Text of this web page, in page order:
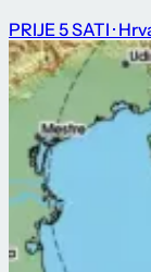
PRIJE 5 SATI ·